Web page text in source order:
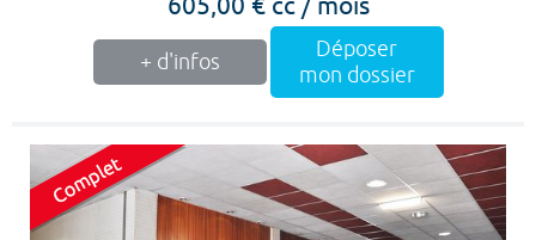
+ d'infos
Déposer
mon dossier